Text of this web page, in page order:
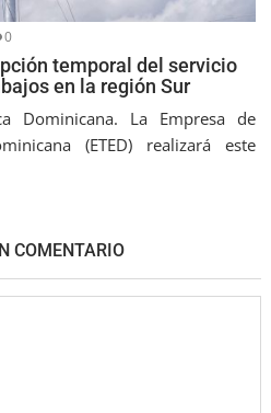
0
temporal del servicio
en la región Sur
Dominicana. La Empresa de
(ETED) realizará este
COMENTARIO